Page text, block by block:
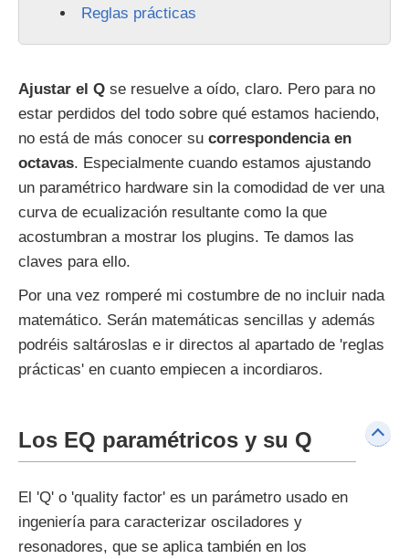
Reglas prácticas
Ajustar el Q se resuelve a oído, claro. Pero para no
estar perdidos del todo sobre qué estamos haciendo,
no está de más conocer su correspondencia en
octavas. Especialmente cuando estamos ajustando
un paramétrico hardware sin la comodidad de ver una
curva de ecualización resultante como la que
acostumbran a mostrar los plugins. Te damos las
claves para ello.
Por una vez romperé mi costumbre de no incluir nada
matemático. Serán matemáticas sencillas y además
podréis saltároslas e ir directos al apartado de 'reglas
prácticas' en cuanto empiecen a incordiaros.
Los EQ paramétricos y su Q
El 'Q' o 'quality factor' es un parámetro usado en
ingeniería para caracterizar osciladores y
resonadores, que se aplica también en los